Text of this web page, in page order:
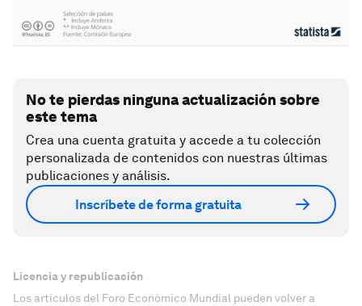
No te pierdas ninguna actualización sobre
este tema
Crea una cuenta gratuita y accede a tu colección
personalizada de contenidos con nuestras últimas
publicaciones y análisis.
Inscríbete de forma gratuita
Licencia y republicación
Los artículos del Foro Económico Mundial pueden volver a